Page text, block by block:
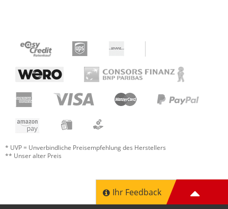
Grundwellenformen angeht. Letzterer bietet
BEdienung, verbraucht aber auch mehr TE.
Features
0 von 0 fanden diese Rezension hilfreich
* UVP = Unverbindliche Preisempfehlung des Herstellers
** Unser alter Preis
Ihr Feedback